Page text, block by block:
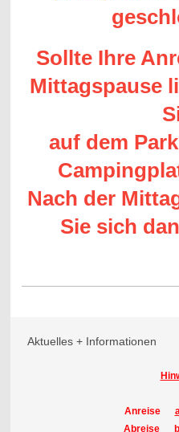
Sollte Ihre
Mittagspause
auf dem
Nach der
Sie sich
Aktuelles + Informationen
Anreise
Abreise